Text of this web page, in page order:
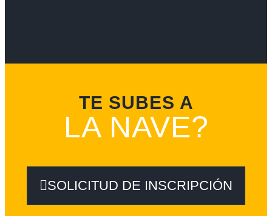
TE SUBES A
LA NAVE?
SOLICITUD DE INSCRIPCIÓN